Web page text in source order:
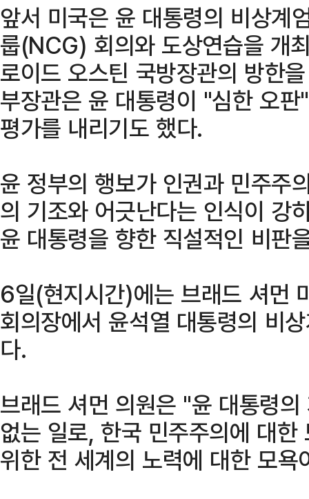
앞서 미국은 윤 대통령의 비상계
룹(NCG) 회의와 도상연습을 개
로이드 오스틴 국방장관의 방한
부장관은 윤 대통령이 "심한 오
평가를 내리기도 했다.
윤 정부의 행보가 인권과 민주주
의 기조와 어긋난다는 인식이 강
윤 대통령을 향한 직설적인 비판
6일(현지시간)에는 브래드 셔먼
회의장에서 윤석열 대통령의 비
다.
브래드 셔먼 의원은 "윤 대통령
없는 일로, 한국 민주주의에 대
위한 전 세계의 노력에 대한 모욕